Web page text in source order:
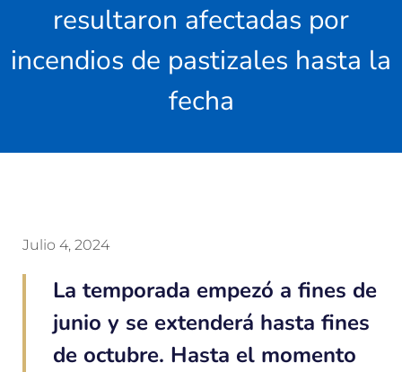
resultaron afectadas por
incendios de pastizales hasta la
fecha
Julio 4, 2024
La temporada empezó a fines de
junio y se extenderá hasta fines
de octubre. Hasta el momento